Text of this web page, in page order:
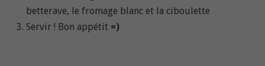
betterave, le fromage blanc et la ciboulette
Servir ! Bon appétit =)